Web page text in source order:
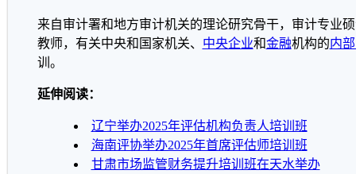
来自审计署和地方审计机关的理论研究骨干，审计专业
教师，有关中央和国家机关、 中央企业和金融机构的内
训。
延伸阅读：
辽宁举办2025年评估机构负责人培训班
海南评协举办2025年首席评估师培训班
甘肃市场监管财务提升培训班在天水举办